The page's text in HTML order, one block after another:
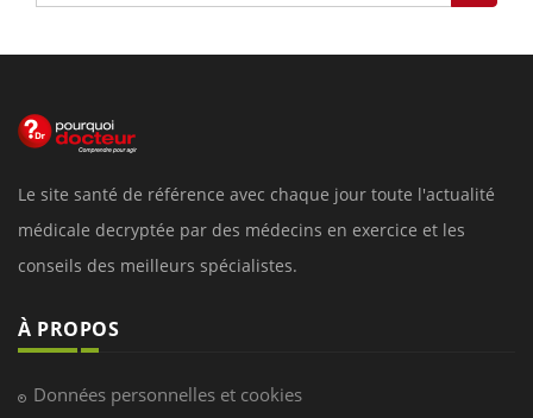
Le site santé de référence avec chaque jour toute l'actualité
médicale decryptée par des médecins en exercice et les
conseils des meilleurs spécialistes.
À PROPOS
Données personnelles et cookies